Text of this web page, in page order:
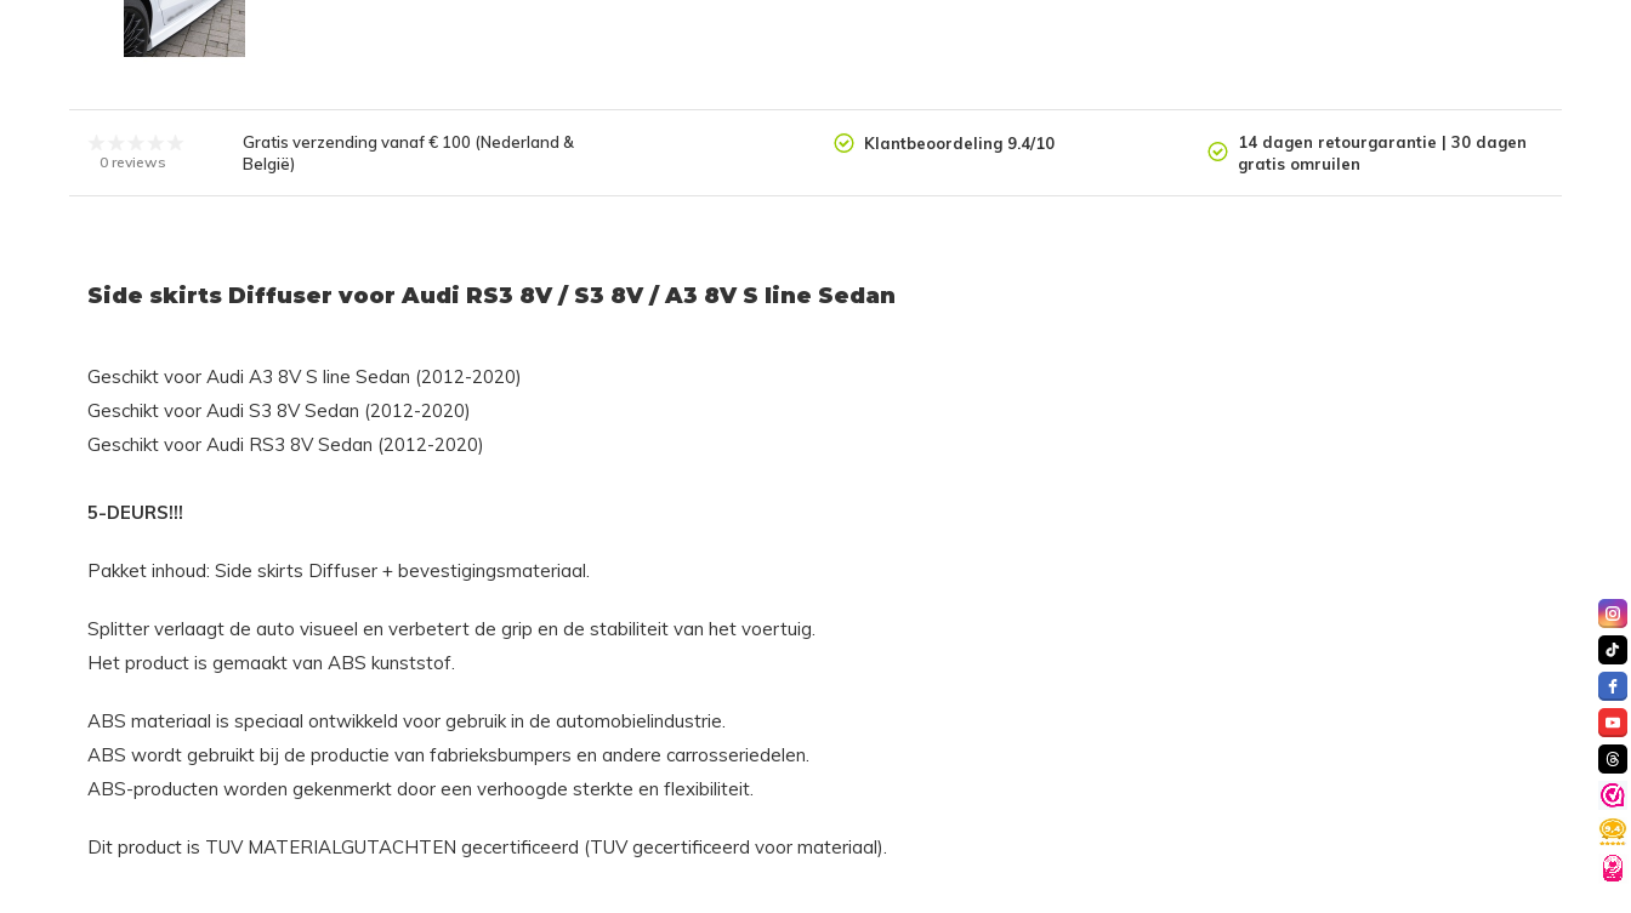
0 reviews
Gratis verzending vanaf € 100 (Nederland &
België)
Klantbeoordeling 9.4/10
14 dagen retourgarantie | 30 dagen
gratis omruilen
Side skirts Diffuser voor Audi RS3 8V / S3 8V / A3 8V S line Sedan
Geschikt voor Audi A3 8V S line Sedan (2012-2020)
Geschikt voor Audi S3 8V Sedan (2012-2020)
Geschikt voor Audi RS3 8V Sedan (2012-2020)
5-DEURS!!!
Pakket inhoud: Side skirts Diffuser + bevestigingsmateriaal.
Splitter verlaagt de auto visueel en verbetert de grip en de stabiliteit van het voertuig.
Het product is gemaakt van ABS kunststof.
ABS materiaal is speciaal ontwikkeld voor gebruik in de automobielindustrie.
ABS wordt gebruikt bij de productie van fabrieksbumpers en andere carrosseriedelen.
ABS-producten worden gekenmerkt door een verhoogde sterkte en flexibiliteit.
Dit product is TUV MATERIALGUTACHTEN gecertificeerd (TUV gecertificeerd voor materiaal).